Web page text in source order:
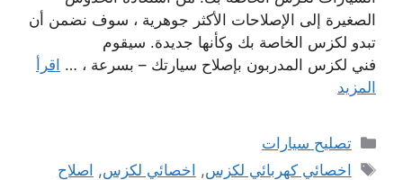
الصغيرة إلى الإصلاحات الأكثر جوهرية ، سوف نضمن أن
تبدو لكزس الخاصة بك وكأنها جديدة. سيقوم
فني لكزس المدربون بإصلاح سيارتك – بسرعة ، … اقرأ
المزيد
التصنيفات
تصليح سيارات
الوسوم
اخصائي كهربائي لكزس, اخصائي لكزس, اصلاح